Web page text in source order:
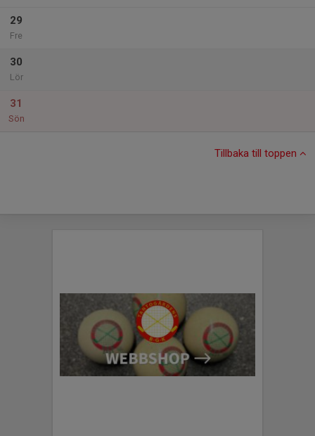
29
Fre
30
Lör
31
Sön
Tillbaka till toppen